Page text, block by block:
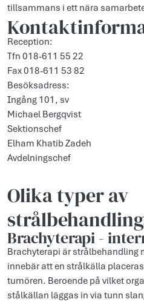
tillsammans i ett nära
Reception:
Tfn 018-611 55 22
Fax 018-611 53 82
Besöksadress:
Ingång 101, sv
Michael Bergqvist
Sektionschef
Elham Khatib Zadeh
Avdelningschef
Olika typer av
Brachyterapi -
Brachyterapi är strålbehandling
innebär att en strålkälla
tumören. Beroende på vilket
stålkällan läggas in via tunn